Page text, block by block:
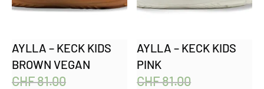
AYLLA – KECK KIDS
BROWN VEGAN
CHF81.00
AYLLA – KECK KIDS
PINK
CHF81.00